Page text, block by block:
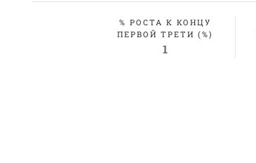
% РОСТА К КОНЦУ
ПЕРВОЙ ТРЕТИ (%)
1